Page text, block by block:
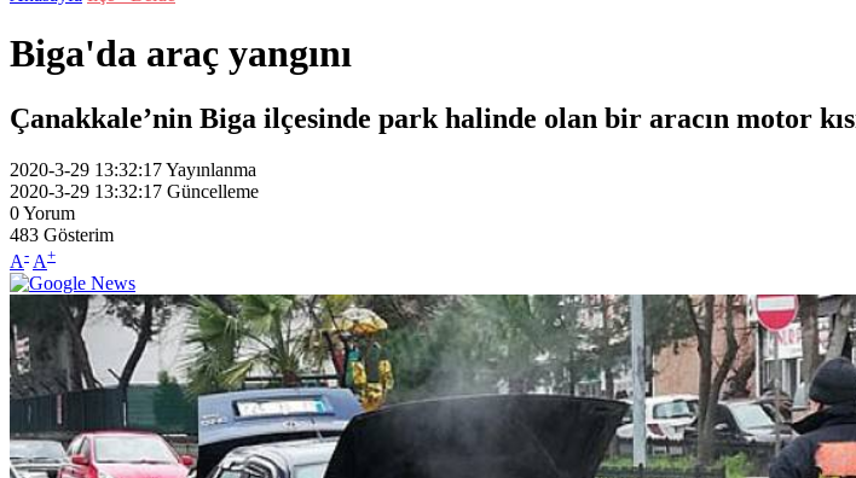
Biga'da araç yangını
Çanakkale’nin Biga ilçesinde park halinde olan bir aracın motor
2020-3-29 13:32:17Yayınlanma
2020-3-29 13:32:17 Güncelleme
0Yorum
483 Gösterim
A- A+